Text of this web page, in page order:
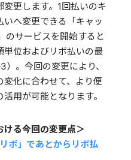
更します。1回払いのキ
へ変更できる「キャッ
のサービスを開始すると
単位およびリボ払いの最
。今回の変更により、
化に合わせて、より便
用が可能となります。
ける今回の変更点＞
ボ」であとからリボ払